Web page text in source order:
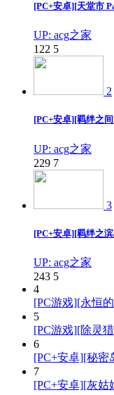
[PC+安卓][天堂市
UP: acg之家
122 5
2
[PC+安卓][羁绊之
UP: acg之家
229 7
3
[PC+安卓][羁绊之
UP: acg之家
243 5
4
[PC游戏][永恒
5
[PC游戏][除灵
6
[PC+安卓][秘密
7
[PC+安卓][灰姑